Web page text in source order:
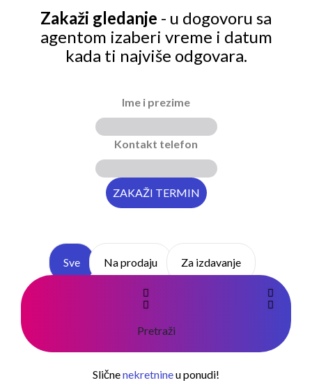
Zakaži gledanje - u dogovoru sa
agentom izaberi vreme i datum
kada ti najviše odgovara.
Ime i prezime
Kontakt telefon
Sve Na prodaju Za izdavanje
Pretraži
Sličnenekretnineu ponudi!